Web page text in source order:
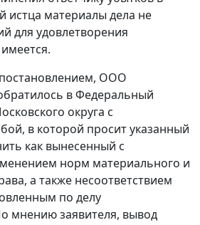
истца материалы дела не
для удовлетворения
постановлением, ООО
в Федеральный
округа с
в которой просит указанный
как вынесенный с
норм материального и
а также несоответствием
по делу
мнению заявителя, вывод